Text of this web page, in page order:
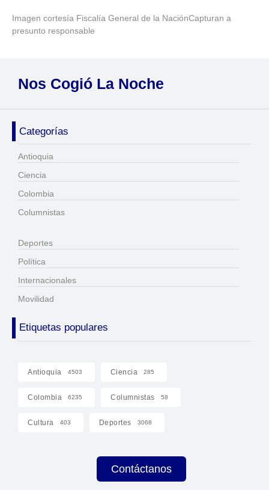
Imagen cortesía Fiscalía General de la NaciónCapturan a
presunto responsable
Nos Cogió La Noche
Categorías
Antioquia
Ciencia
Colombia
Columnistas
Deportes
Política
Internacionales
Movilidad
Etiquetas populares
Antioquia 4503 Ciencia 285
Colombia 6235 Columnistas 58
Cultura 403 Deportes 3068
Contáctanos